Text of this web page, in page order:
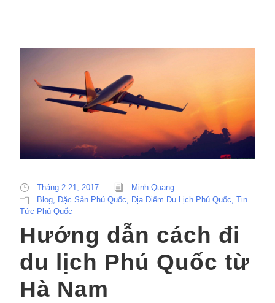
Tháng 2 21, 2017
Minh Quang
Blog Đặc Sản Phú Quốc Địa Điểm Du Lịch Phú Quốc Tin
Tức Phú Quốc
Hướng dẫn cách đi
du lịch Phú Quốc từ
Hà Nam